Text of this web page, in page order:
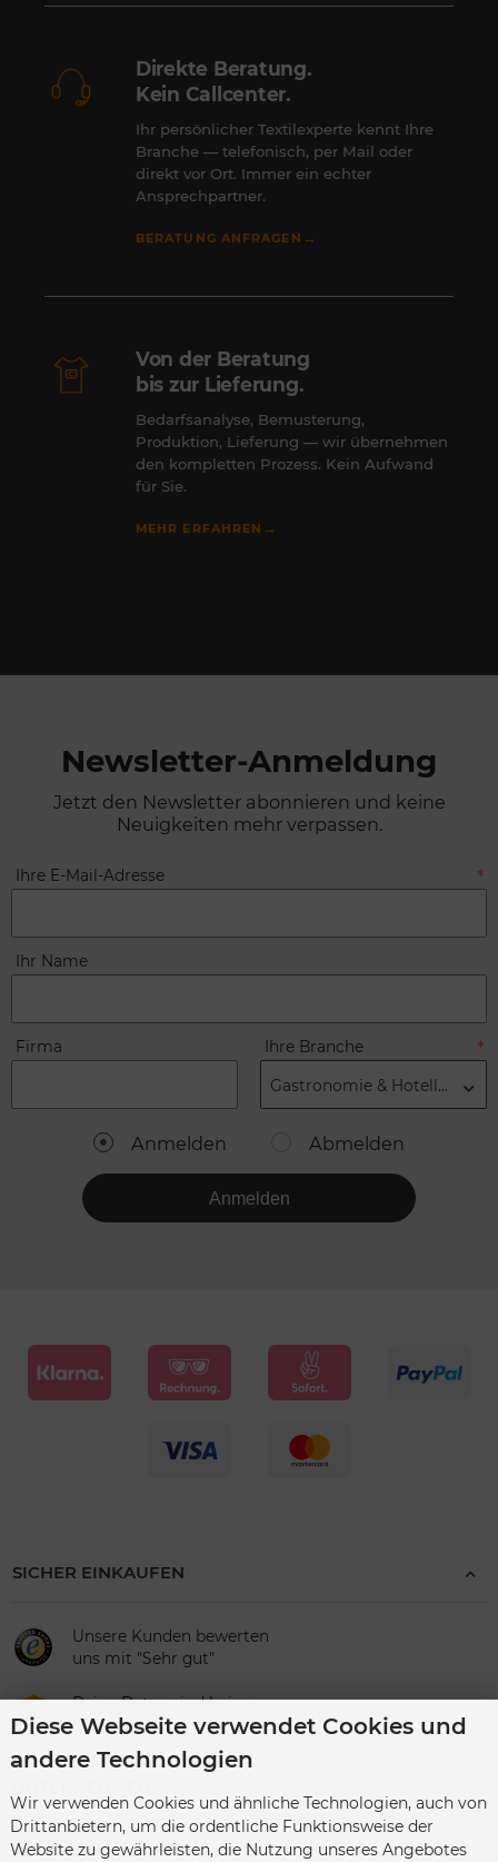
Direkte Beratung.
Kein Callcenter.
Ihr persönlicher Textilexperte kennt Ihre
Branche — telefonisch, per Mail oder
direkt vor Ort. Immer ein echter
Ansprechpartner.
BERATUNG ANFRAGEN →
Von der Beratung
bis zur Lieferung.
Bedarfsanalyse, Bemusterung,
Produktion, Lieferung — wir übernehmen
den kompletten Prozess. Kein Aufwand
für Sie.
MEHR ERFAHREN →
Newsletter-Anmeldung
Jetzt den Newsletter abonnieren und keine
Neuigkeiten mehr verpassen.
Ihre E-Mail-Adresse
Ihr Name
Firma Ihre Branche
Gastronomie & Hotellerie
Anmelden Abmelden
Anmelden
SICHER EINKAUFEN
Unsere Kunden bewerten
uns mit "Sehr gut"
Deine Daten sind bei uns
sicher
KATEGORIEN
Diese Webseite verwendet Cookies und
andere Technologien
Wir verwenden Cookies und ähnliche Technologien, auch von
Drittanbietern, um die ordentliche Funktionsweise der
Website zu gewährleisten, die Nutzung unseres Angebotes